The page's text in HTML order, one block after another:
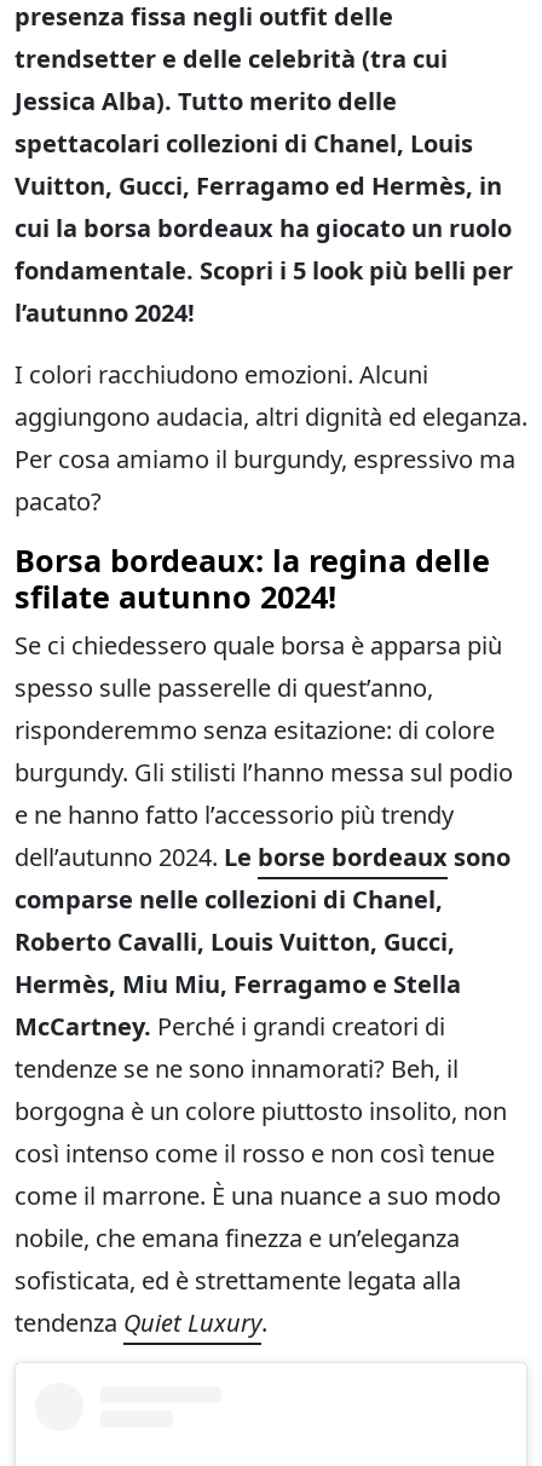
presenza fissa negli outfit delle
trendsetter e delle celebrità (tra cui
Jessica Alba). Tutto merito delle
spettacolari collezioni di Chanel, Louis
Vuitton, Gucci, Ferragamo ed Hermès, in
cui la borsa bordeaux ha giocato un ruolo
fondamentale. Scopri i 5 look più belli per
l’autunno 2024!
I colori racchiudono emozioni. Alcuni
aggiungono audacia, altri dignità ed eleganza.
Per cosa amiamo il burgundy, espressivo ma
pacato?
Borsa bordeaux: la regina delle
sfilate autunno 2024!
Se ci chiedessero quale borsa è apparsa più
spesso sulle passerelle di quest’anno,
risponderemmo senza esitazione: di colore
burgundy. Gli stilisti l’hanno messa sul podio
e ne hanno fatto l’accessorio più trendy
dell’autunno 2024. Le borse bordeaux sono
comparse nelle collezioni di Chanel,
Roberto Cavalli, Louis Vuitton, Gucci,
Hermès, Miu Miu, Ferragamo e Stella
McCartney. Perché i grandi creatori di
tendenze se ne sono innamorati? Beh, il
borgogna è un colore piuttosto insolito, non
così intenso come il rosso e non così tenue
come il marrone. È una nuance a suo modo
nobile, che emana finezza e un’eleganza
sofisticata, ed è strettamente legata alla
tendenza Quiet Luxury.